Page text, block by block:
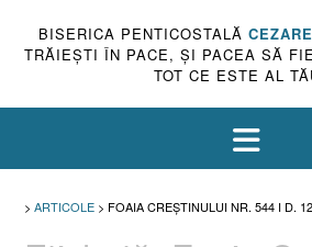
BISERICA PENTICOSTALĂ
TRĂIEŞTI ÎN PACE, ŞI PACEA SĂ
TOT CE ESTE AL
> ARTICOLE > FOAIA CREȘTINULUI NR. 544 I D.